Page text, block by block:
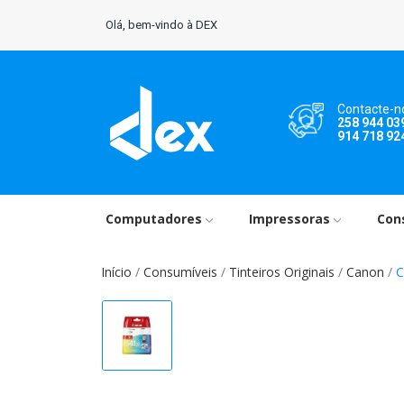
Olá, bem-vindo à DEX
Contacte-
258 944
914 718
Computadores Impressoras
Início Consumíveis Tinteiros Originais Canon